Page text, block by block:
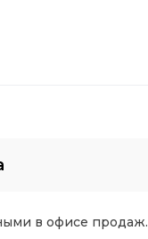
в офисе продаж.